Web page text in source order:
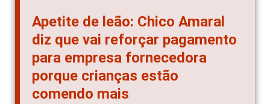
Apetite de leão: Chico Amaral
diz que vai reforçar pagamento
para empresa fornecedora
porque crianças estão
comendo mais